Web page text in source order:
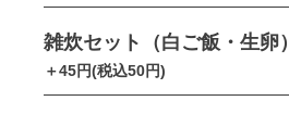
雑炊セット（白ご飯・生卵）
＋45円(税込50円)